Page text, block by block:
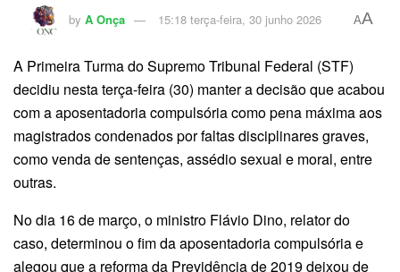
by A Onça 15:18 terça-feira, 30 junho 2026 AA
A Primeira Turma do Supremo Tribunal Federal (STF)
decidiu nesta terça-feira (30) manter a decisão que acabou
com a aposentadoria compulsória como pena máxima aos
magistrados condenados por faltas disciplinares graves,
como venda de sentenças, assédio sexual e moral, entre
outras.
No dia 16 de março, o ministro Flávio Dino, relator do
caso, determinou o fim da aposentadoria compulsória e
alegou que a reforma da Previdência de 2019 deixou de